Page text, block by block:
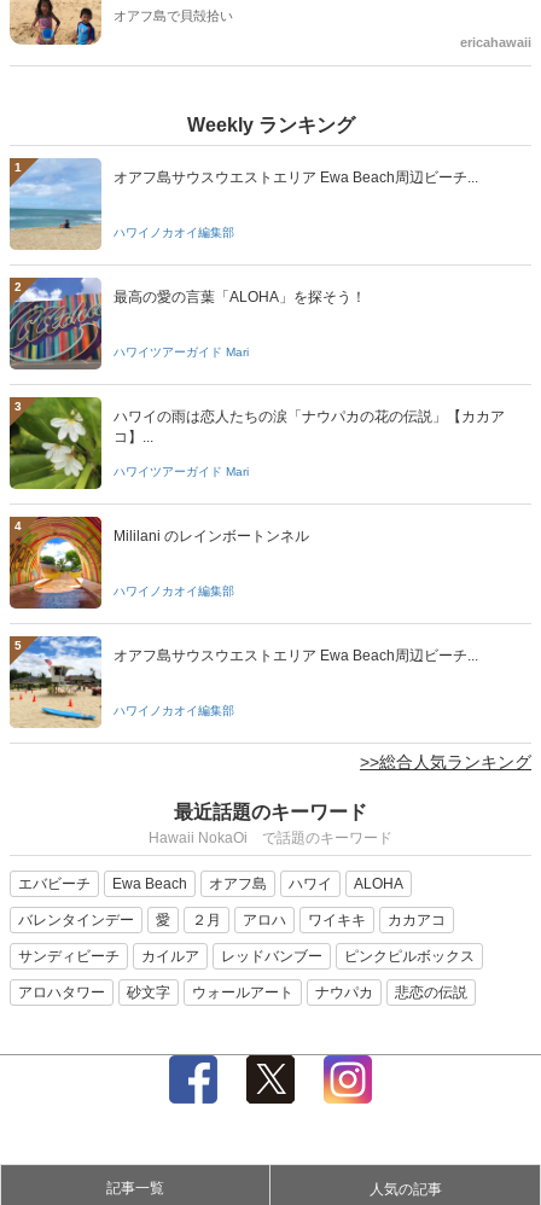
オアフ島で貝殻拾い
ericahawaii
Weekly ランキング
1
オアフ島サウスウエストエリア Ewa Beach周辺ビーチ...
ハワイノカオイ編集部
2
最高の愛の言葉「ALOHA」を探そう！
ハワイツアーガイド Mari
3
ハワイの雨は恋人たちの涙「ナウパカの花の伝説」【カカア
コ】...
ハワイツアーガイド Mari
4
Mililani のレインボートンネル
ハワイノカオイ編集部
5
オアフ島サウスウエストエリア Ewa Beach周辺ビーチ...
ハワイノカオイ編集部
>>総合人気ランキング
最近話題のキーワード
Hawaii NokaOi で話題のキーワード
エバビーチ Ewa Beach オアフ島 ハワイ ALOHA
バレンタインデー 愛 ２月 アロハ ワイキキ カカアコ
サンディビーチ カイルア レッドバンブー ピンクピルボックス
アロハタワー 砂文字 ウォールアート ナウパカ 悲恋の伝説
記事一覧 人気の記事